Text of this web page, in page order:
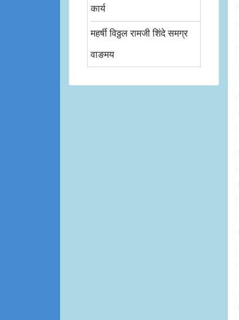
कार्य
महर्षी विठ्ठल रामजी शिंदे समग्र
वाङमय